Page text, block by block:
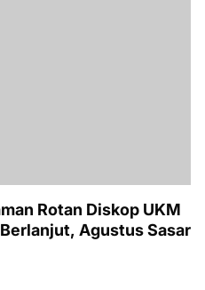
Rotan Diskop UKM
Agustus Sasar